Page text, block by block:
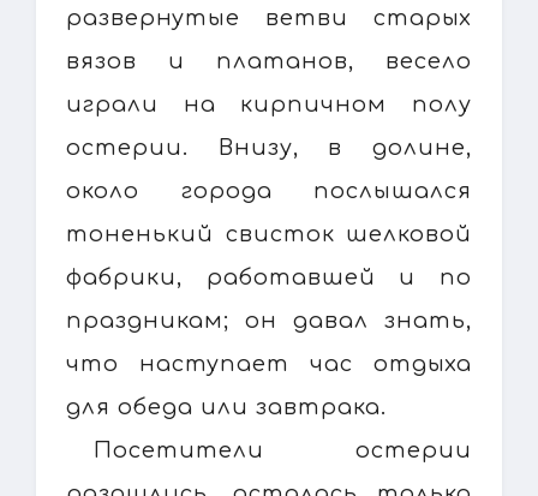
развернутые ветви старых
вязов и платанов, весело
играли на кирпичном полу
остерии. Внизу, в долине,
около города послышался
тоненький свисток шелковой
фабрики, работавшей и по
праздникам; он давал знать,
что наступает час отдыха
для обеда или завтрака.
Посетители остерии